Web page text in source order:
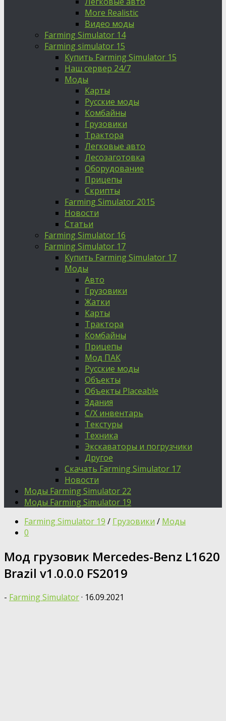
More Realistic
Видео моды
Farming Simulator 14
Farming simulator 15
Купить Farming Simulator 15
Наш сервер 24/7
Моды
Карты
Русские моды
Комбайны
Грузовики
Трактора
Легковые авто
Лесозаготовка
Оборудование
Прицепы
Скрипты
Farming Simulator 2015
Новости
Статьи
Farming Simulator 16
Farming Simulator 17
Купить Farming Simulator 17
Моды
Авто
Грузовики
Жатки
Карты
Трактора
Комбайны
Прицепы
Мод ПАК
Русские моды
Объекты
Объекты Placeable
Здания
С/Х инвентарь
Текстуры
Техника
Экскаваторы и погрузчики
Другое
Скачать Farming Simulator 17
Новости
Моды Farming Simulator 22
Моды Farming Simulator 19
Farming Simulator 19 / Грузовики / Моды
0
Мод грузовик Mercedes-Benz L1620
Brazil v1.0.0.0 FS2019
- Farming Simulator· 16.09.2021